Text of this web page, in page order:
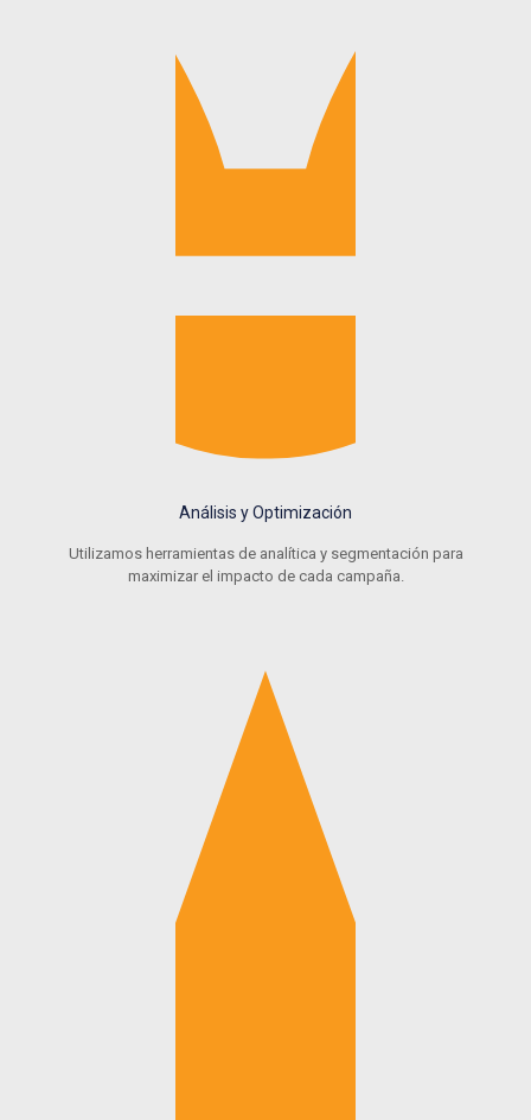
Análisis y Optimización
Utilizamos herramientas de analítica y segmentación para
maximizar el impacto de cada campaña.